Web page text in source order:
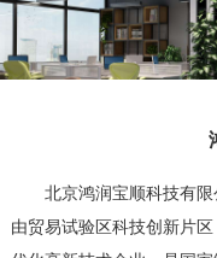
北京鸿润宝顺科技有
由贸易试验区科技创新片